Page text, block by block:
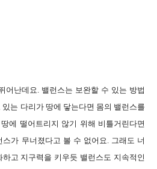
어난데요. 밸런스는 보완할 수 있는 방법
는 다리가 땅에 닿는다면 몸의 밸런스를
에 떨어트리지 않기 위해 비틀거린다면
가 무너졌다고 볼 수 없어요. 그래도 너
고 지구력을 키우듯 밸런스도 지속적인